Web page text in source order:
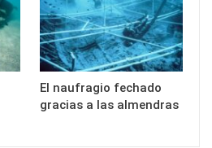
El naufragio fechado
gracias a las almendras